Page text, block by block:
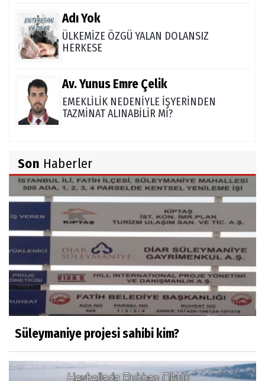
Adı Yok
ÜLKEMİZE ÖZGÜ YALAN DOLANSIZ
HERKESE
Av. Yunus Emre Çelik
EMEKLİLİK NEDENİYLE İŞYERİNDEN
TAZMİNAT ALINABİLİR Mİ?
TÜRK DEVLETLERİ TEŞKİLATI'NI ANLAMAK
M. Şevket Atalay
Nüfus ve Seçmen sayıları tutarsızlığı
Misafir Yazar
Yapay zekâ platformlarında ebeveyn
kontrolü sağlamak
OLANIN ÖZETİ!.
Son Haberler
Süleymaniye projesi sahibi kim?